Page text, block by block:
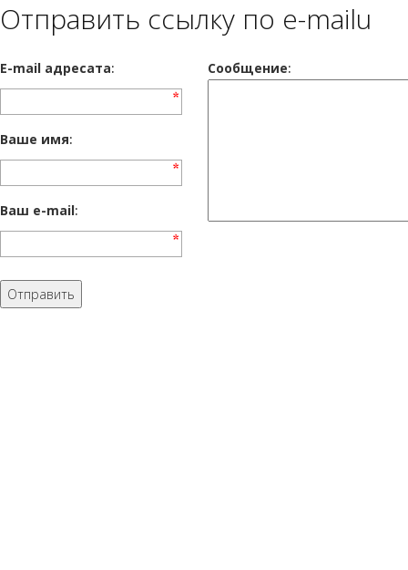
Отправить ссылку по e-mailu
E-mail адресата: Сообщение:
Ваше имя:
Ваш e-mail: